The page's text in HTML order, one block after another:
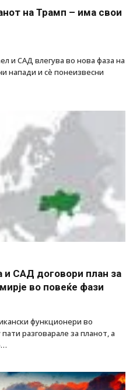
на Трамп – има свои
и САД влегува во нова фаза на
напади и сè понеизвесни
и САД договори план за
во повеќе фази
функционери во
разговарале за планот, а